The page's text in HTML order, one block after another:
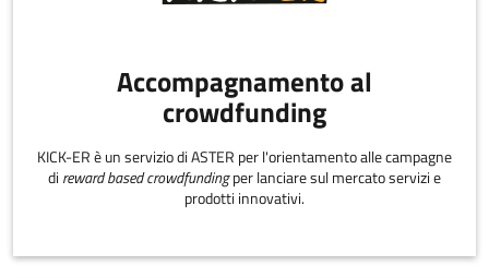
Accompagnamento al
crowdfunding
KICK-ER è un servizio di ASTER per l'orientamento alle campagne
di reward based crowdfundingper lanciare sul mercato servizi e
prodotti innovativi.